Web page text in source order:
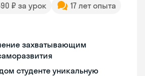
₽ за урок
17 лет опыта
захватывающим
студенте уникальную